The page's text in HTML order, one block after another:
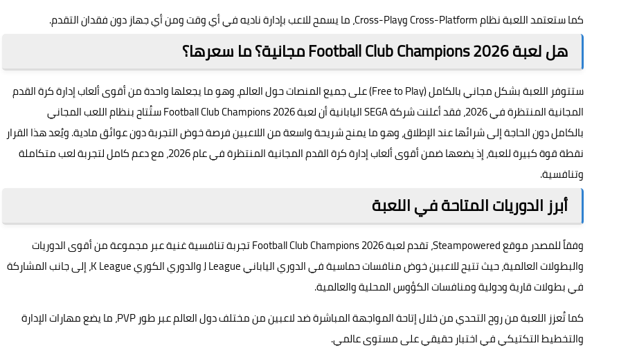
كما ستعتمد اللعبة نظامCross-Platform وCross-Play ، ما يسمح للاعب بإدارة ناديه في أي وقت ومن أي جهاز دون فقدان التقدم.
هل لعبة Football Club Champions 2026 مجانية؟ ما سعرها؟
ستتوفر اللعبة بشكل مجاني بالكامل (Free to Play) على جميع المنصات حول العالم، وهو ما يجعلها واحدة من أقوى ألعاب إدارة كرة القدم
المجانية المنتظرة في 2026، فقد أعلنت شركة SEGA اليابانية أن لعبة Football Club Champions 2026 ستُتاح بنظام اللعب المجاني
بالكامل دون الحاجة إلى شرائها عند الإطلاق، وهو ما يمنح شريحة واسعة من اللاعبين فرصة خوض التجربة دون عوائق مادية. ويُعد هذا القرار
نقطة قوة كبيرة للعبة، إذ يضعها ضمن أقوى ألعاب إدارة كرة القدم المجانية المنتظرة في عام 2026، مع دعم كامل لتجربة لعب متكاملة
وتنافسية.
أبرز الدوريات المتاحة في اللعبة
وفقاً للمصدر موقعSteampowered
، تقدم لعبة Football Club Champions 2026 تجربة تنافسية غنية عبر مجموعة من أقوى الدوريات
والبطولات العالمية، حيث تتيح للاعبين خوض منافسات حماسية في الدوري اليابانيJ Leagueوالدوري الكوريK League، إلى جانب المشاركة
في بطولات قارية ودولية ومنافسات الكؤوس المحلية والعالمية.
كما تُعزز اللعبة من روح التحدي من خلال إتاحة المواجهة المباشرة ضد لاعبين من مختلف دول العالم عبر طورPVP، ما يضع مهارات الإدارة
والتخطيط التكتيكي في اختبار حقيقي على مستوى عالمي.